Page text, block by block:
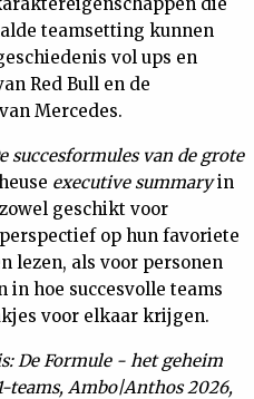
teamsetting kunnen
vol ups en
Red Bull en de
Mercedes.
succesformules van de grote
executive summaryin
geschikt voor
op hun favoriete
lezen, als voor personen
in hoe succesvolle teams
voor elkaar krijgen.
De Formule - het geheim
teams, Ambo|Anthos 2026,